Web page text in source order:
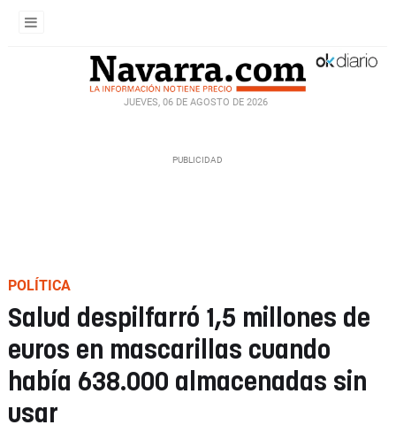
JUEVES, 06 DE AGOSTO DE 2026
POLÍTICA
Salud despilfarró 1,5 millones de
euros en mascarillas cuando
había 638.000 almacenadas sin
usar